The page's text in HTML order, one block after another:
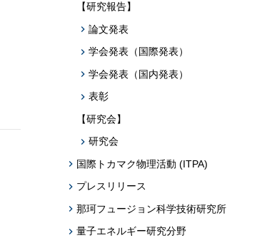
【研究報告】
論文発表
学会発表（国際発表）
学会発表（国内発表）
表彰
【研究会】
研究会
国際トカマク物理活動 (ITPA)
プレスリリース
那珂フュージョン科学技術研究所
量子エネルギー研究分野